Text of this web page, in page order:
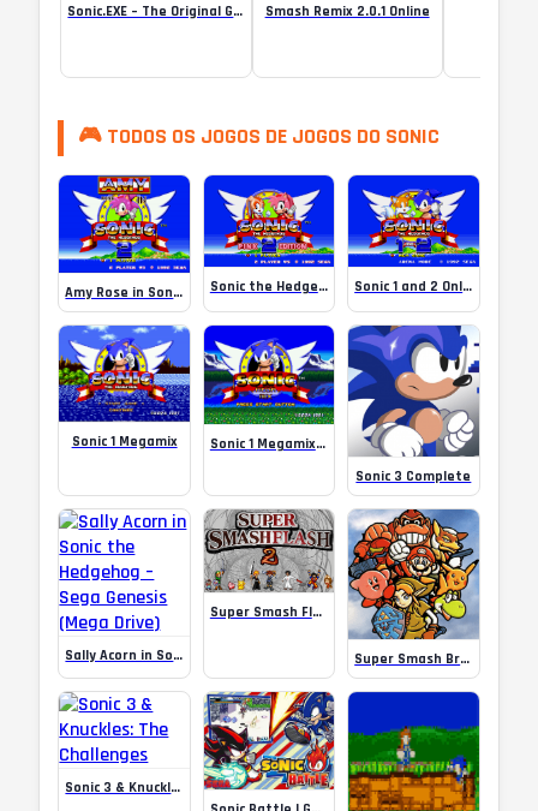
Sonic.EXE – The Original Game Online Smash Remix 2.0.1 Online
🎮 TODOS OS JOGOS DE JOGOS DO SONIC
Amy Rose in Sonic the Hedgehog 2 Sonic the Hedgehog 2: Pink Edition Sonic 1 and 2 Online
Sonic 1 Megamix
Sonic 1 Megamix (v3.0)
Sonic 3 Complete
Sally Acorn in Sonic the Hedgehog – Sega Genesis (Mega Drive)
Super Smash Flash 2 v0.7
Super Smash Brothers Flash
Sonic 3 & Knuckles: The Challenges